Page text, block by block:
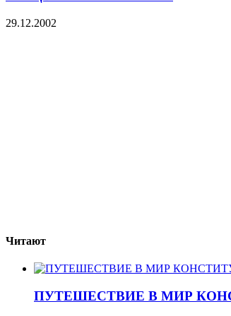
29.12.2002
Читают
ПУТЕШЕСТВИЕ В МИР